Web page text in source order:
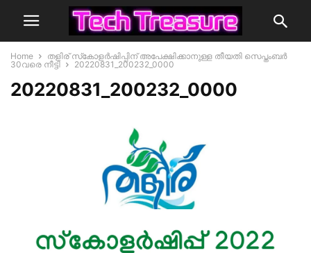
Home
തളിര് സ്‌കോളർഷിപ്പിന് അപേക്ഷിക്കാനുള്ള തീയതി സെപ്തംബർ
30വരെ നീട്ടി
20220831_200232_0000
20220831_200232_0000